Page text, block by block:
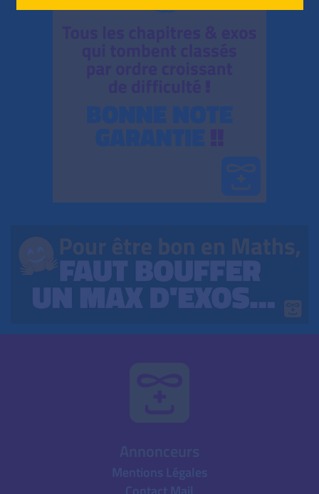
Mentions Légales